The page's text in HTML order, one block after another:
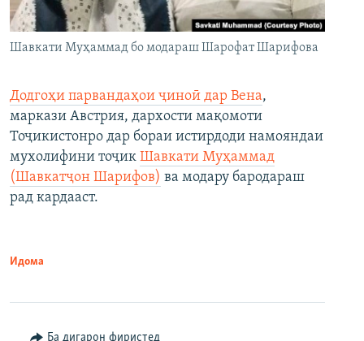
Шавкати Муҳаммад бо модараш Шарофат Шарифова
Додгоҳи парвандаҳои ҷиноӣ дар Вена,
маркази Австрия, дархости мақомоти
Тоҷикистонро дар бораи истирдоди намояндаи
мухолифини тоҷик Шавкати Муҳаммад
(Шавкатҷон Шарифов) ва модару бародараш
рад кардааст.
Идома
Ба дигарон фиристед